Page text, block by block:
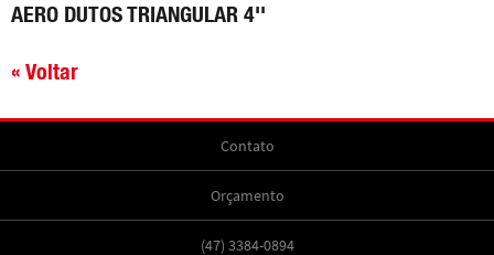
AERO DUTOS TRIANGULAR 4''
« Voltar
Contato
Orçamento
(47) 3384-0894